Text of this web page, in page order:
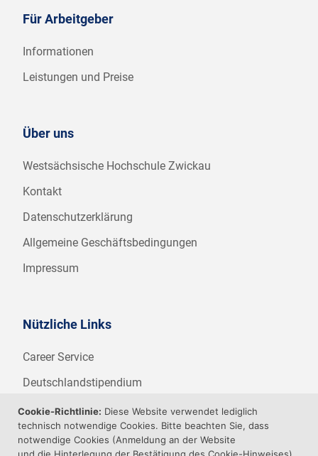
Für Arbeitgeber
Informationen
Leistungen und Preise
Über uns
Westsächsische Hochschule Zwickau
Kontakt
Datenschutzerklärung
Allgemeine Geschäftsbedingungen
Impressum
Nützliche Links
Career Service
Deutschlandstipendium
WHZ Firmenstipendium
Weitere Angebote der WHZ
Cookie-Richtlinie: Diese Website verwendet lediglich
technisch notwendige Cookies. Bitte beachten Sie, dass
notwendige Cookies (Anmeldung an der Website